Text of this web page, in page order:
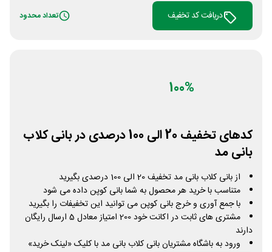
دریافت کد تخفیف
تعداد محدود
100%
کدهای تخفیف 20 الی 100 درصدی در بانی کلاب
بانی مد
از بانی کلاب بانی مد تخفیف 20 الی 100 درصدی بگیرید
متناسب با خرید هر محصول به شما بانی کوپن داده می شود
با جمع آوری و خرج بانی کوپن می توانید این تخفیفات را بگیرید
مشتری های ثابت در اکانت خود 200 امتیاز معادل 5 ارسال رایگان
دارند
ورود به باشگاه مشتریان بانی کلاب بانی مد با کلیک «لینک خرید»